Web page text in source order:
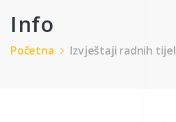
Info
Početna Izvještaji radnih